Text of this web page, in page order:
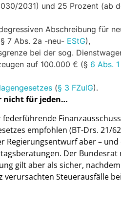
2031) und 25 Prozent (ab
Abschreibung für
7 Abs. 2a -neu- EStG),
bei der sog.
auf 100.000 € (§ 6 Abs.
(§ 3 FZulG).
nicht für jeden…
empfohlen (BT-Drs. 21/
Regierungsentwurf aber –
Der Bundesrat
gilt aber als sicher,
verursachten Steuerausfälle